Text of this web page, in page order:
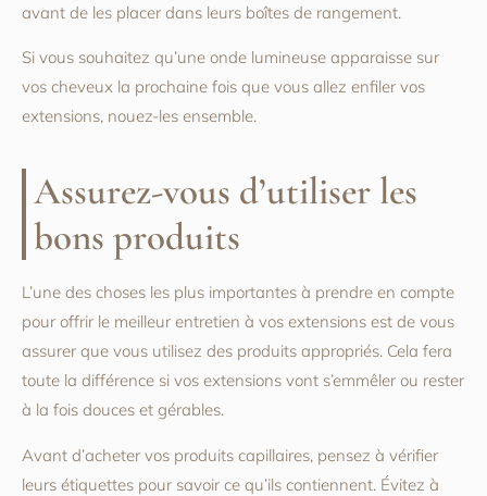
avant de les placer dans leurs boîtes de rangement.
Si vous souhaitez qu’une onde lumineuse apparaisse sur
vos cheveux la prochaine fois que vous allez enfiler vos
extensions, nouez-les ensemble.
Assurez-vous d’utiliser les
bons produits
L’une des choses les plus importantes à prendre en compte
pour offrir le meilleur entretien à vos extensions est de vous
assurer que vous utilisez des produits appropriés. Cela fera
toute la différence si vos extensions vont s’emmêler ou rester
à la fois douces et gérables.
Avant d’acheter vos produits capillaires, pensez à vérifier
leurs étiquettes pour savoir ce qu’ils contiennent. Évitez à